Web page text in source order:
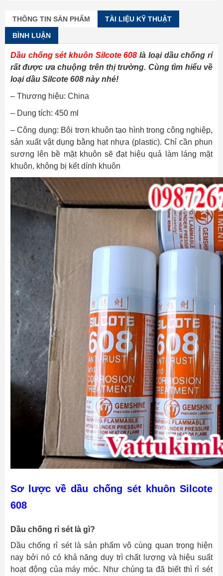
THÔNG TIN SẢN PHẨM TÀI LIỆU KỸ THUẬT
BÌNH LUẬN
Dầu chống sét khuôn Silcote 608 là loại dầu chống rỉ
rất được ưa chuộng trên thị trường. Cùng tìm hiểu về
loại dầu Silcote 608 này nhé!
– Thương hiệu: China
– Dung tích: 450 ml
– Công dụng: Bôi trơn khuôn tạo hình trong công nghiệp,
sản xuất vật dụng bằng hạt nhựa (plastic). Chỉ cần phun
sương lên bề mặt khuôn sẽ đạt hiệu quả làm láng mặt
khuôn, không bị kết dính khuôn
Sơ lược về dầu chống sét khuôn Silcote
608
Dầu chống rỉ sét là gì?
Dầu chống rỉ sét là sản phẩm vô cùng quan trọng hiện
nay bởi nó có khả năng duy trì chất lượng và hiệu suất
hoạt động của máy móc. Như chúng ta đã biết thì rỉ sét